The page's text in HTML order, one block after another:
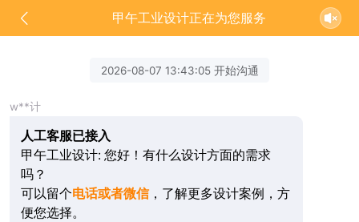
甲午工业设计正在为您服务
2026-08-07 13:43:05 开始沟通
w**计
人工客服已接入
甲午工业设计: 您好！有什么设计方面的需求
吗？
可以留个电话或者微信，了解更多设计案例，方
便您选择。